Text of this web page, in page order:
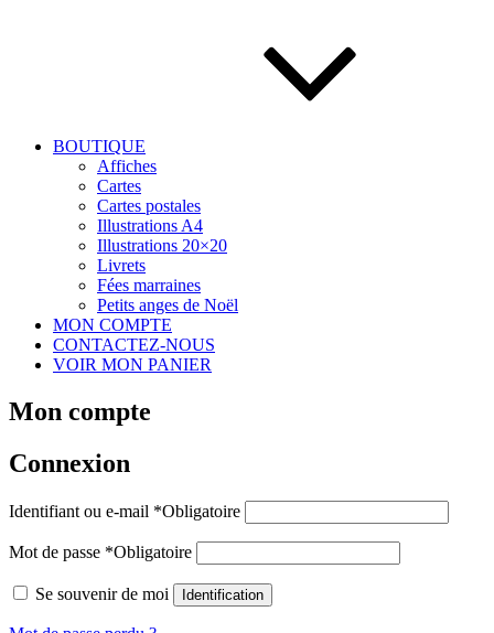
BOUTIQUE
Affiches
Cartes
Cartes postales
Illustrations A4
Illustrations 20×20
Livrets
Fées marraines
Petits anges de Noël
MON COMPTE
CONTACTEZ-NOUS
VOIR MON PANIER
Mon compte
Connexion
Identifiant ou e-mail *Obligatoire
Mot de passe *Obligatoire
Se souvenir de moi Identification